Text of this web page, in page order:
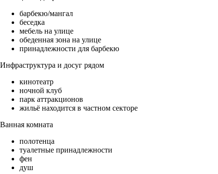
барбекю/мангал
беседка
мебель на улице
обеденная зона на улице
принадлежности для барбекю
Инфраструктура и досуг рядом
кинотеатр
ночной клуб
парк аттракционов
жильё находится в частном секторе
Ванная комната
полотенца
туалетные принадлежности
фен
душ